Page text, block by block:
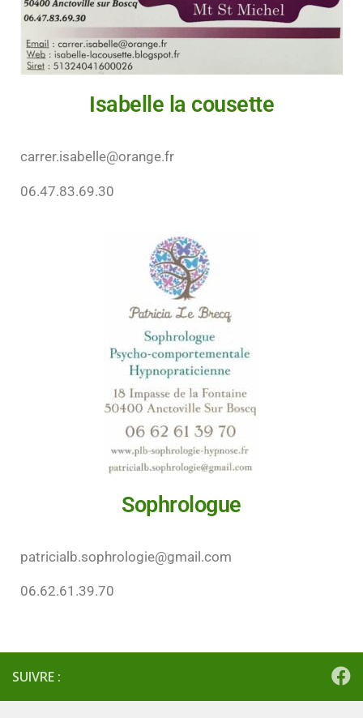
Isabelle la cousette
carrer.isabelle@orange.fr
06.47.83.69.30
Sophrologue
patricialb.sophrologie@gmail.com
06.62.61.39.70
SUIVRE :